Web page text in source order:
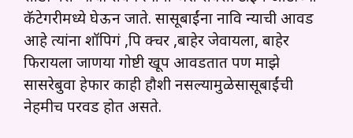
कॅटेगरीमध्ये घेऊन जाते. सासूबाईंना नावि न्याची आवड
आहे त्यांना शॉपिगं ,पि क्चर ,बाहेर जेवायला, बाहेर
फिरायला जाणया गोष्टी खूप आवडतात पण माझे
सासरेबुवा हेफार काही हौशी नसल्यामुळेसासूबाईंची
नेहमीच परवड होत असते.